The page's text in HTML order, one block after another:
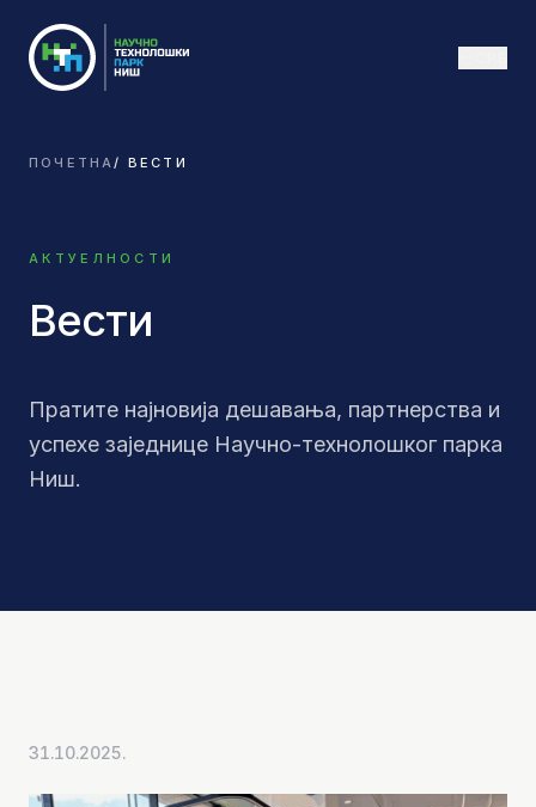
ПОЧЕТНА/ ВЕСТИ
АКТУЕЛНОСТИ
Вести
Пратите најновија дешавања, партнерства и
успехе заједнице Научно-технолошког парка
Ниш.
31.10.2025.